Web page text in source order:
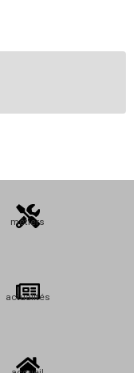
métiers
actualités